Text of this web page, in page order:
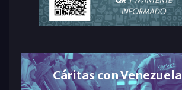
Cáritas con Venezuela